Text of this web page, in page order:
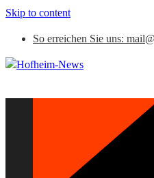
Skip to content
So erreichen Sie uns: